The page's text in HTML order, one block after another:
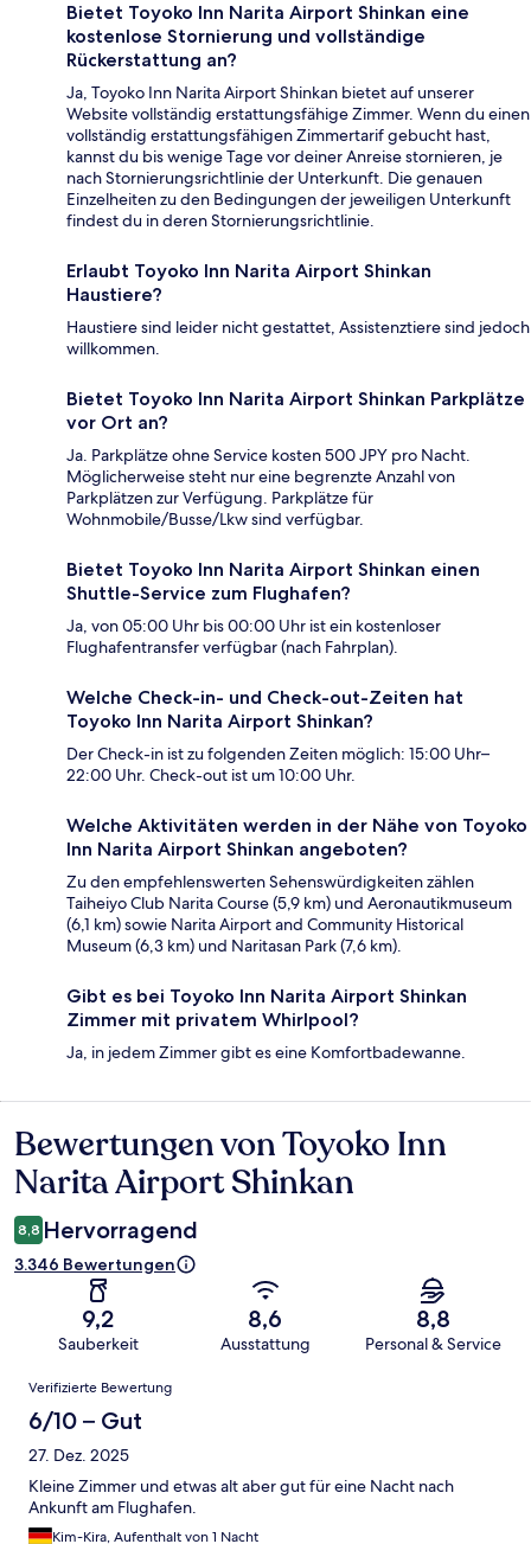
Bietet Toyoko Inn Narita Airport Shinkan eine
kostenlose Stornierung und vollständige
Rückerstattung an?
Ja, Toyoko Inn Narita Airport Shinkan bietet auf unserer
Website vollständig erstattungsfähige Zimmer. Wenn du einen
vollständig erstattungsfähigen Zimmertarif gebucht hast,
kannst du bis wenige Tage vor deiner Anreise stornieren, je
nach Stornierungsrichtlinie der Unterkunft. Die genauen
Einzelheiten zu den Bedingungen der jeweiligen Unterkunft
findest du in deren Stornierungsrichtlinie.
Erlaubt Toyoko Inn Narita Airport Shinkan
Haustiere?
Haustiere sind leider nicht gestattet, Assistenztiere sind jedoch
willkommen.
Bietet Toyoko Inn Narita Airport Shinkan Parkplätze
vor Ort an?
Ja. Parkplätze ohne Service kosten 500 JPY pro Nacht.
Möglicherweise steht nur eine begrenzte Anzahl von
Parkplätzen zur Verfügung. Parkplätze für
Wohnmobile/Busse/Lkw sind verfügbar.
Bietet Toyoko Inn Narita Airport Shinkan einen
Shuttle-Service zum Flughafen?
Ja, von 05:00 Uhr bis 00:00 Uhr ist ein kostenloser
Flughafentransfer verfügbar (nach Fahrplan).
Welche Check-in- und Check-out-Zeiten hat
Toyoko Inn Narita Airport Shinkan?
Der Check-in ist zu folgenden Zeiten möglich: 15:00 Uhr–
22:00 Uhr. Check-out ist um 10:00 Uhr.
Welche Aktivitäten werden in der Nähe von Toyoko
Inn Narita Airport Shinkan angeboten?
Zu den empfehlenswerten Sehenswürdigkeiten zählen
Taiheiyo Club Narita Course (5,9 km) und Aeronautikmuseum
(6,1 km) sowie Narita Airport and Community Historical
Museum (6,3 km) und Naritasan Park (7,6 km).
Gibt es bei Toyoko Inn Narita Airport Shinkan
Zimmer mit privatem Whirlpool?
Ja, in jedem Zimmer gibt es eine Komfortbadewanne.
Bewertungen
Bewertungen von Toyoko Inn
Narita Airport Shinkan
8,8 Hervorragend
3.346 Bewertungen
9,2
Sauberkeit
8,6
Ausstattung
8,8
Personal & Service
Bewertungen
Verifizierte Bewertung
6/10 – Gut
27. Dez. 2025
Kleine Zimmer und etwas alt aber gut für eine Nacht nach
Ankunft am Flughafen.
Kim-Kira, Aufenthalt von 1 Nacht